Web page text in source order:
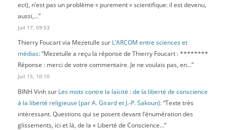
ect), n’est pas un problème « purement » scientifique: il est devenu,
aussi,…”
Juil 17, 09:53
Thierry Foucart via Mezetulle sur L’ARCOM entre sciences et
médias: “Mezetulle a reçu la réponse de Thierry Foucart : ********
Réponse : merci de votre commentaire. Je ne voulais pas, en…”
Juil 15, 10:10
BINH Vinhsur Les mots contre la laïcité : de la liberté de conscience
à la liberté religieuse (par A. Girard et J.-P. Sakoun): “Texte très
intéressant. Questions qui se posent devant l’énumération des
glissements, ici et là, de la « Liberté de Conscience…”